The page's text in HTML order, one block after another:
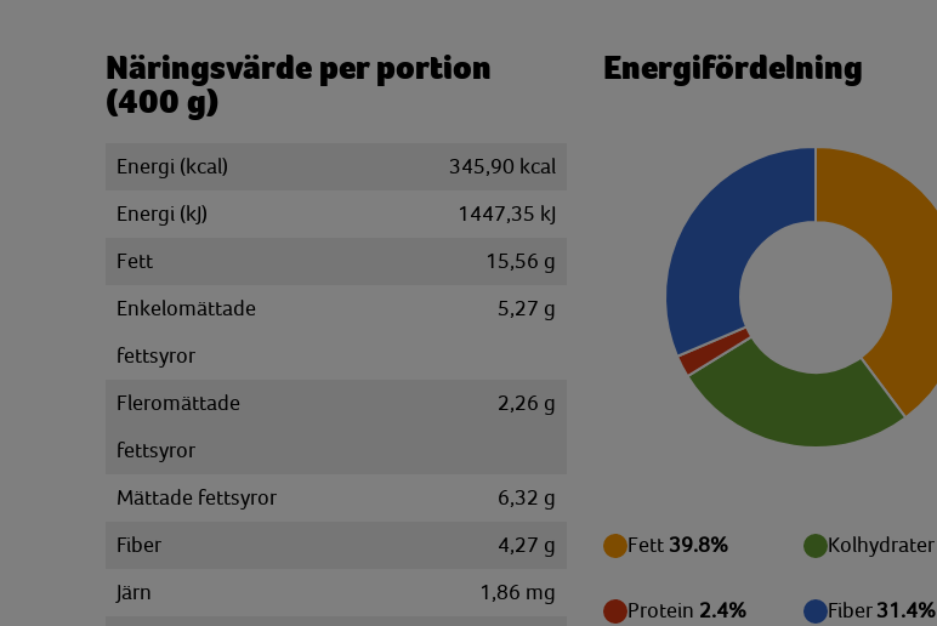
Näringsvärde per portion
(400 g)
Energi (kcal)
345,90 kcal
Energi (kJ)
1447,35 kJ
Fett
15,56 g
Enkelomättade
fettsyror
5,27 g
Fleromättade
fettsyror
2,26 g
Mättade fettsyror
6,32 g
Fiber
4,27 g
Järn
1,86 mg
Energifördelning
Fett 39.8% Kolhydrater
Protein 2.4% Fiber 31.4%